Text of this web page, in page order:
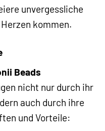
unvergessliche
kommen.
Beads
nicht nur durch ihr
auch durch ihre
und Vorteile: